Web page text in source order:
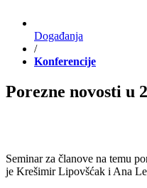
Događanja
/
Konferencije
Porezne novosti u
Seminar za članove na temu
je Krešimir Lipovšćak i Ana